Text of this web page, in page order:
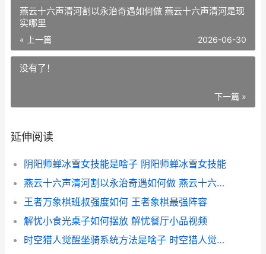
燕云十六声清河割以永治奇遇如何做 燕云十六声清河是现
实哪里
« 上一篇 2026-06-30
没有了！
下一篇 »
延伸阅读
阴阳师蝉冰雪女技能是啥子 阴阳师蝉冰雪女技能
燕云十六声清河割以永治奇遇如何做 燕云十六声清河是现实哪里
王者万象棋班叔强度如何 王者象棋最强阵容
解忧小食光桌子如何摆放 解忧餐厅小品视频
时空猎人觉醒坐骑系统方法是啥子 时空猎人觉醒坐骑有哪些